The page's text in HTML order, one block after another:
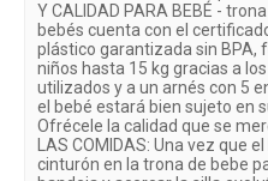
Y CALIDAD PARA BEBÉ -
bebés cuenta con el
plástico garantizada sin BPA,
niños hasta 15 kg gracias a
utilizados y a un arnés con 5
el bebé estará bien sujeto en
Ofrécele la calidad que se
LAS COMIDAS: Una vez que
cinturón en la trona de bebe